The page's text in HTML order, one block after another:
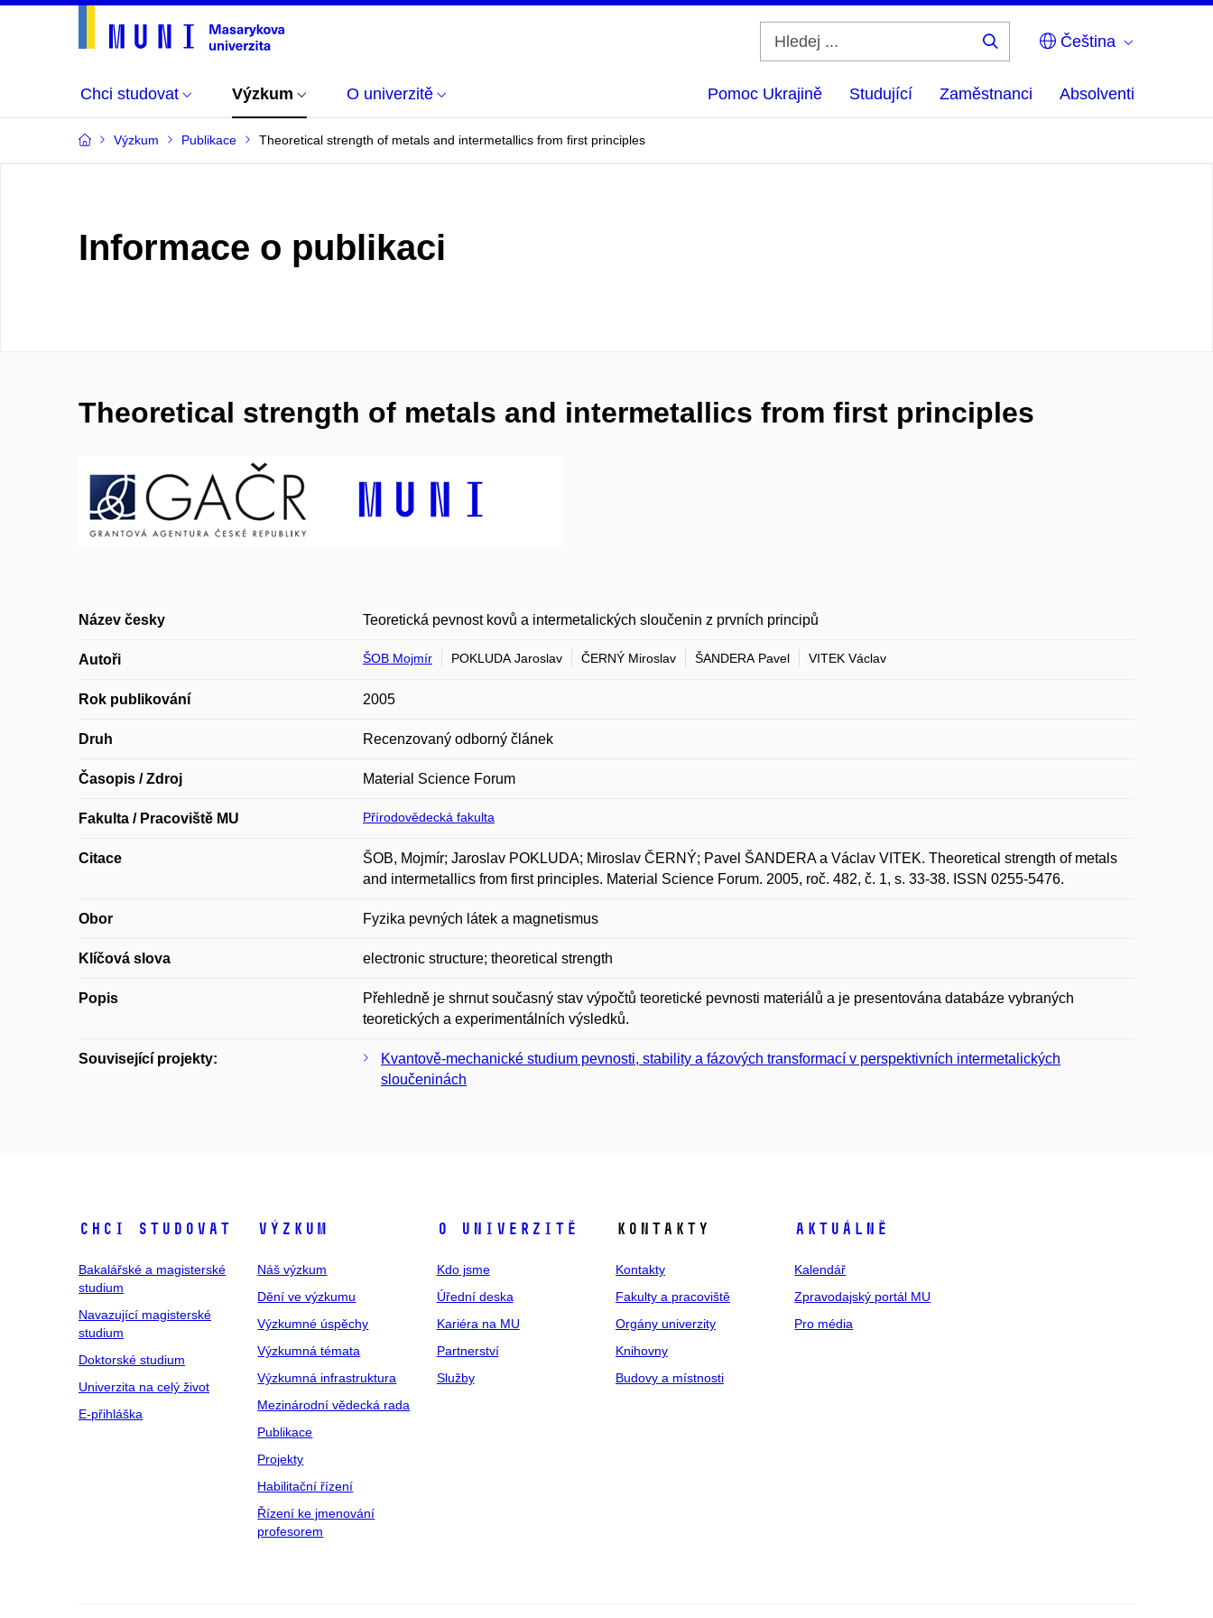
Čeština
Chci studovat Výzkum O univerzitě Pomoc Ukrajině Studující Zaměstnanci Absolventi
Výzkum Publikace Theoretical strength of metals and intermetallics from first principles
Informace o publikaci
Theoretical strength of metals and intermetallics from first principles
Název česky Teoretická pevnost kovů a intermetalických sloučenin z prvních principů
Autoři ŠOB Mojmír POKLUDA Jaroslav ČERNÝ Miroslav ŠANDERA Pavel VITEK Václav
Rok publikování 2005
Druh Recenzovaný odborný článek
Časopis / Zdroj Material Science Forum
Fakulta / Pracoviště MU Přírodovědecká fakulta
Citace
ŠOB, Mojmír; Jaroslav POKLUDA; Miroslav ČERNÝ; Pavel ŠANDERA a Václav VITEK. Theoretical strength of metals
and intermetallics from first principles. Material Science Forum. 2005, roč. 482, č. 1, s. 33-38. ISSN 0255-5476.
Obor Fyzika pevných látek a magnetismus
Klíčová slova electronic structure; theoretical strength
Popis
Přehledně je shrnut současný stav výpočtů teoretické pevnosti materiálů a je presentována databáze vybraných
teoretických a experimentálních výsledků.
Související projekty:
Kvantově-mechanické studium pevnosti, stability a fázových transformací v perspektivních intermetalických
sloučeninách
Chci studovat
Bakalářské a magisterské
studium
Navazující magisterské
studium
Doktorské studium
Univerzita na celý život
E-přihláška
Výzkum
Náš výzkum
Dění ve výzkumu
Výzkumné úspěchy
Výzkumná témata
Výzkumná infrastruktura
Mezinárodní vědecká rada
Publikace
Projekty
Habilitační řízení
Řízení ke jmenování
profesorem
O univerzitě
Kdo jsme
Úřední deska
Kariéra na MU
Partnerství
Služby
Kontakty
Kontakty
Fakulty a pracoviště
Orgány univerzity
Knihovny
Budovy a místnosti
Aktuálně
Kalendář
Zpravodajský portál MU
Pro média